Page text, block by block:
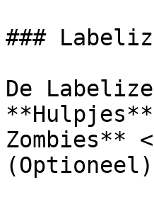
###
De
Zombies**